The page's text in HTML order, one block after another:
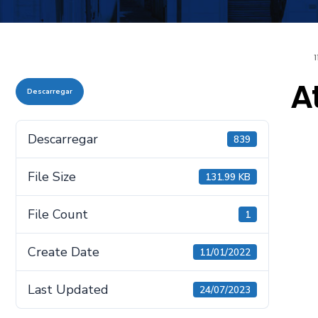
Descarregar
Descarregar 839
File Size 131.99 KB
File Count 1
Create Date 11/01/2022
Last Updated 24/07/2023